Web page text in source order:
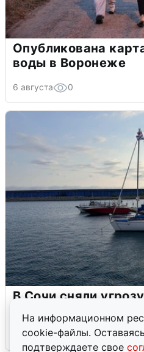
На информационном
cookie-файлы.
подтверждаете свое
Опубликована
воды в Воронеже
6 августа 0
В Сочи сняли
6 августа 0